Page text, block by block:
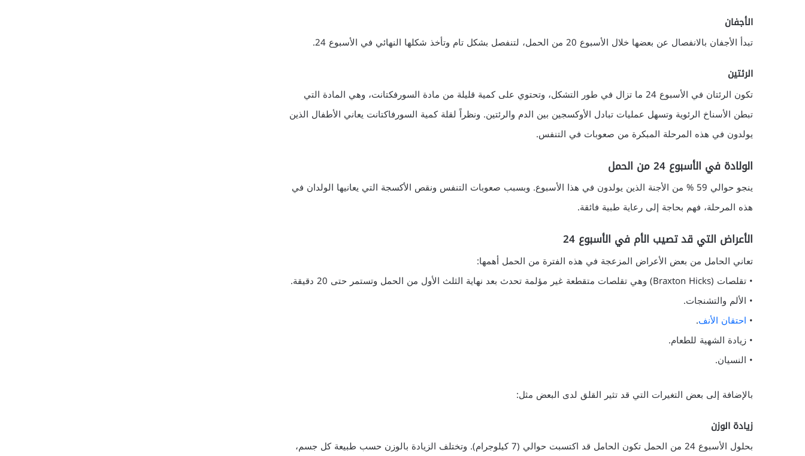
الأجفان
تبدأ الأجفان بالانفصال عن بعضها خلال الأسبوع 20 من الحمل، لتنفصل بشكل تام وتأخذ شكلها النهائي في الأسبوع 24.
الرئتين
تكون الرئتان في الأسبوع 24 ما تزال في طور التشكل، وتحتوي على كمية قليلة من مادة السورفكتانت، وهي المادة التي
تبطن الأسناخ الرئوية وتسهل عمليات تبادل الأوكسجين بين الدم والرئتين. ونظراً لقلة كمية السورفاكتانت يعاني الأطفال الذين
يولدون في هذه المرحلة المبكرة من صعوبات في التنفس.
الولادة في الأسبوع 24 من الحمل
ينجو حوالي 59 % من الأجنة الذين يولدون في هذا الأسبوع. وبسبب صعوبات التنفس ونقص الأكسجة التي يعانيها الولدان في
هذه المرحلة، فهم بحاجة إلى رعاية طبية فائقة.
الأعراض التي قد تصيب الأم في الأسبوع 24
تعاني الحامل من بعض الأعراض المزعجة في هذه الفترة من الحمل أهمها:
• تقلصات (Braxton Hicks) وهي تقلصات متقطعة غير مؤلمة تحدث بعد نهاية الثلث الأول من الحمل وتستمر حتى 20 دقيقة.
• الألم والتشنجات.
• احتقان الأنف.
• زيادة الشهية للطعام.
• النسيان.
بالإضافة إلى بعض التغيرات التي قد تثير القلق لدى البعض مثل:
زيادة الوزن
بحلول الأسبوع 24 من الحمل تكون الحامل قد اكتسبت حوالي (7 كيلوجرام). وتختلف الزيادة بالوزن حسب طبيعة كل جسم،